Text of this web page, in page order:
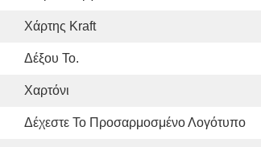
Χάρτης Kraft
Δέξου Το.
Χαρτόνι
Δέχεστε Το Προσαρμοσμένο Λογότυπο